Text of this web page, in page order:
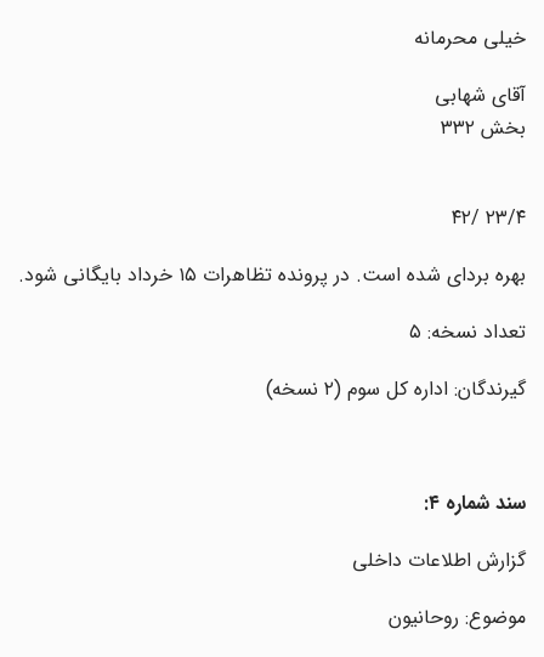
خیلی محرمانه
آقای شهابی
بخش ۳۳۲
۲۳/۴ /۴۲
بهره بردای شده است. در پرونده تظاهرات ۱۵ خرداد بایگانی شود.
تعداد نسخه: ۵
گیرندگان: اداره کل سوم (۲ نسخه)
سند شماره ۴:
گزارش اطلاعات داخلی
موضوع: روحانیون